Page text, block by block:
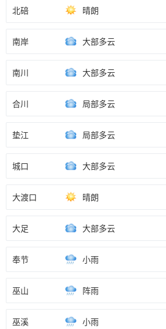
北碚 晴朗
南岸 大部多云
南川 大部多云
合川 局部多云
垫江 局部多云
城口 大部多云
大渡口 晴朗
大足 大部多云
奉节 小雨
巫山 阵雨
巫溪 小雨